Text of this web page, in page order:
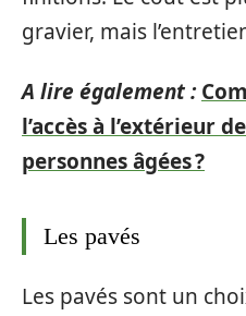
gravier, mais
A lire également :
l’accès à l’extérieur
personnes âgées ?
Les pavés
Les pavés sont un